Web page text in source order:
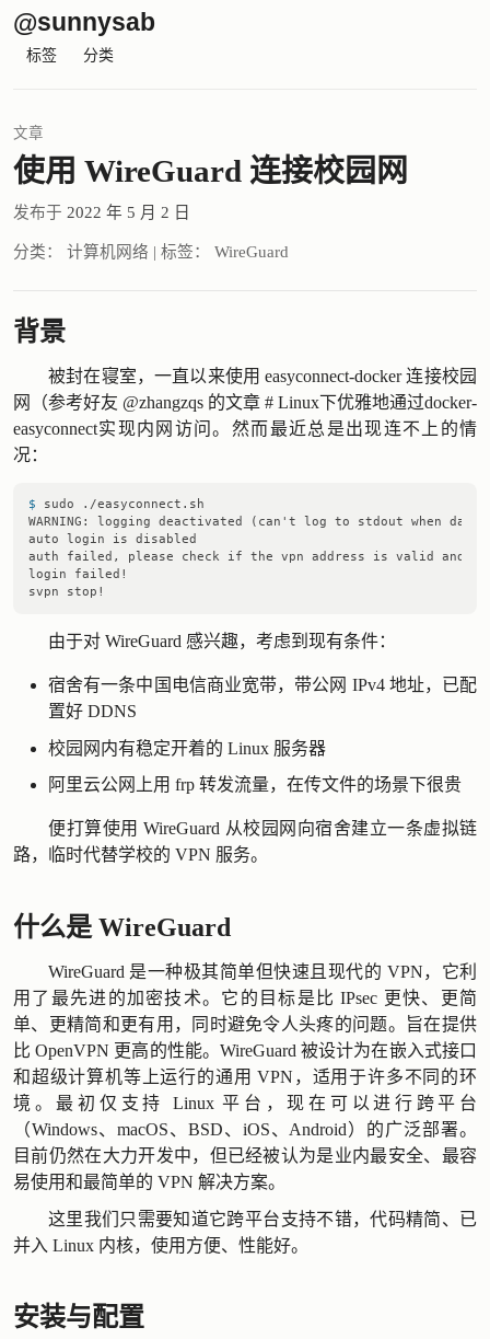
@sunnysab
标签 分类
文章
使用 WireGuard 连接校园网
发布于 2022 年 5 月 2 日
分类： 计算机网络 | 标签： WireGuard
背景
被封在寝室，一直以来使用 easyconnect-docker 连接校园
网（参考好友 @zhangzqs 的文章 # Linux下优雅地通过docker-
easyconnect实现内网访问。然而最近总是出现连不上的情
况：
$ sudo ./easyconnect.sh
WARNING: logging deactivated (can't log to stdout when
auto login is disabled
auth failed, please check if the vpn address is valid and
login failed!
由于对 WireGuard 感兴趣，考虑到现有条件：
宿舍有一条中国电信商业宽带，带公网 IPv4 地址，已配
置好 DDNS
校园网内有稳定开着的 Linux 服务器
阿里云公网上用 frp 转发流量，在传文件的场景下很贵
便打算使用 WireGuard 从校园网向宿舍建立一条虚拟链
路，临时代替学校的 VPN 服务。
什么是 WireGuard
WireGuard 是一种极其简单但快速且现代的 VPN，它利
用了最先进的加密技术。它的目标是比 IPsec 更快、更简
单、更精简和更有用，同时避免令人头疼的问题。旨在提供
比 OpenVPN 更高的性能。WireGuard 被设计为在嵌入式接口
和超级计算机等上运行的通用 VPN，适用于许多不同的环
境。最初仅支持 Linux 平台，现在可以进行跨平台
（Windows、macOS、BSD、iOS、Android）的广泛部署。
目前仍然在大力开发中，但已经被认为是业内最安全、最容
易使用和最简单的 VPN 解决方案。
这里我们只需要知道它跨平台支持不错，代码精简、已
并入 Linux 内核，使用方便、性能好。
安装与配置